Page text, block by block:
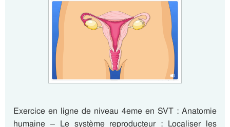
Exercice en ligne de niveau 4eme en SVT : Anatomie
humaine – Le système reproducteur : Localiser les